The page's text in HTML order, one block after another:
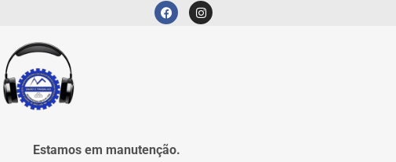
Estamos em manutenção.